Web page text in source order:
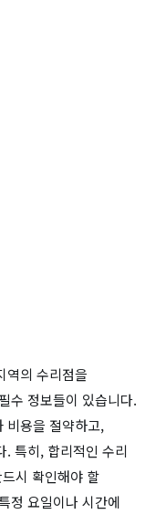
역의 수리점을
수 정보들이 있습니다.
비용을 절약하고,
. 특히, 합리적인 수리
시 확인해야 할
정 요일이나 시간에